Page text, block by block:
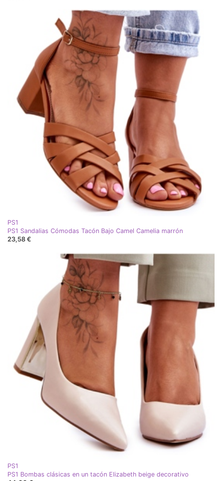
PS1
PS1 Sandalias Cómodas Tacón Bajo Camel Camelia marrón
23,58 €
PS1
PS1 Bombas clásicas en un tacón Elizabeth beige decorativo